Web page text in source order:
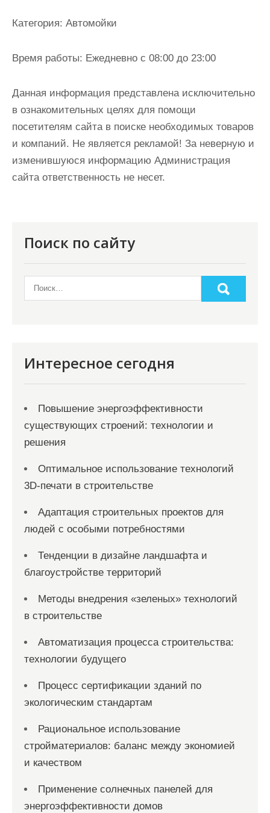
Категория: Автомойки
Время работы: Ежедневно с 08:00 до 23:00
Данная информация представлена исключительно
в ознакомительных целях для помощи
посетителям сайта в поиске необходимых товаров
и компаний. Не является рекламой! За неверную и
изменившуюся информацию Администрация
сайта ответственность не несет.
Поиск по сайту
Интересное сегодня
Повышение энергоэффективности
существующих строений: технологии и
решения
Оптимальное использование технологий
3D-печати в строительстве
Адаптация строительных проектов для
людей с особыми потребностями
Тенденции в дизайне ландшафта и
благоустройстве территорий
Методы внедрения «зеленых» технологий
в строительстве
Автоматизация процесса строительства:
технологии будущего
Процесс сертификации зданий по
экологическим стандартам
Рациональное использование
стройматериалов: баланс между экономией
и качеством
Применение солнечных панелей для
энергоэффективности домов